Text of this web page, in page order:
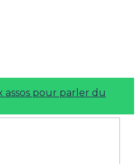
pour parler du